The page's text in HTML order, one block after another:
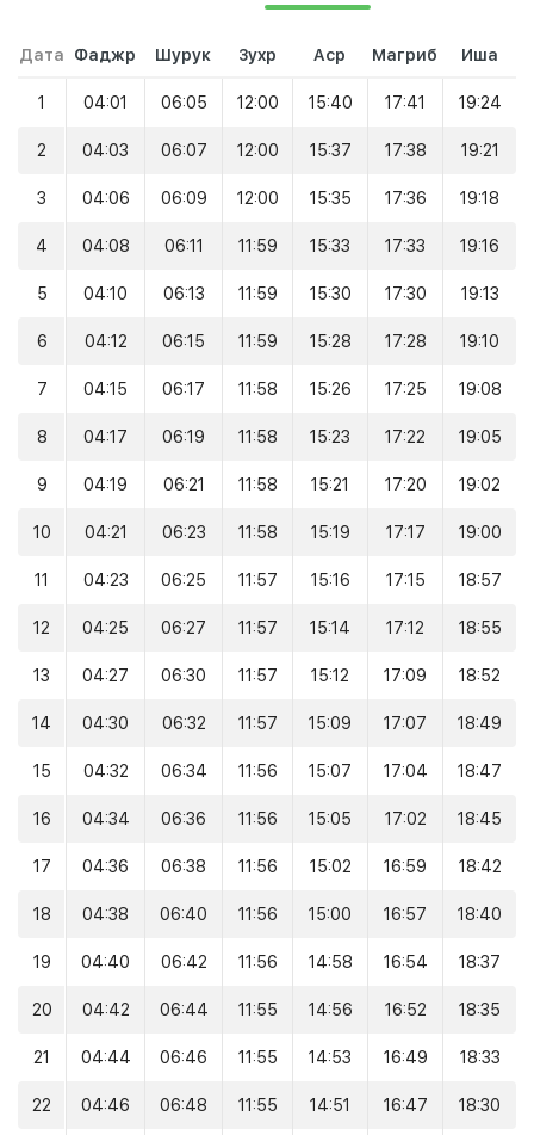
Дата Фаджр Шурук Зухр Аср Магриб Иша
1 04:01 06:05 12:00 15:40 17:41 19:24
2 04:03 06:07 12:00 15:37 17:38 19:21
3 04:06 06:09 12:00 15:35 17:36 19:18
4 04:08 06:11 11:59 15:33 17:33 19:16
5 04:10 06:13 11:59 15:30 17:30 19:13
6 04:12 06:15 11:59 15:28 17:28 19:10
7 04:15 06:17 11:58 15:26 17:25 19:08
8 04:17 06:19 11:58 15:23 17:22 19:05
9 04:19 06:21 11:58 15:21 17:20 19:02
10 04:21 06:23 11:58 15:19 17:17 19:00
11 04:23 06:25 11:57 15:16 17:15 18:57
12 04:25 06:27 11:57 15:14 17:12 18:55
13 04:27 06:30 11:57 15:12 17:09 18:52
14 04:30 06:32 11:57 15:09 17:07 18:49
15 04:32 06:34 11:56 15:07 17:04 18:47
16 04:34 06:36 11:56 15:05 17:02 18:45
17 04:36 06:38 11:56 15:02 16:59 18:42
18 04:38 06:40 11:56 15:00 16:57 18:40
19 04:40 06:42 11:56 14:58 16:54 18:37
20 04:42 06:44 11:55 14:56 16:52 18:35
21 04:44 06:46 11:55 14:53 16:49 18:33
22 04:46 06:48 11:55 14:51 16:47 18:30